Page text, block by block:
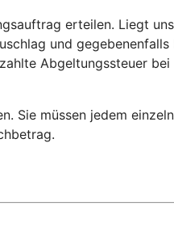
erteilen. Liegt
und gegebenenfalls
Abgeltungssteuer
Sie müssen jedem